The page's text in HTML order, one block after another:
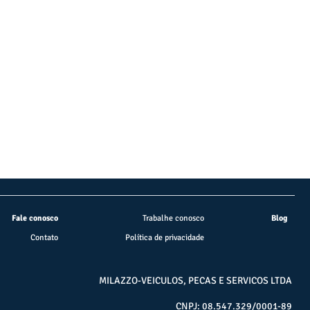
Fale conosco
Contato
Trabalhe conosco
Política de privacidade
Blog
MILAZZO-VEICULOS, PECAS E SERVICOS LTDA
CNPJ: 08.547.329/0001-89